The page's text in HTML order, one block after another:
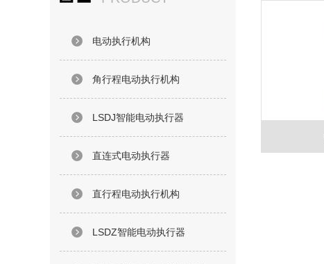
电动执行机构
角行程电动执行机构
LSDJ智能电动执行器
直连式电动执行器
直行程电动执行机构
LSDZ智能电动执行器